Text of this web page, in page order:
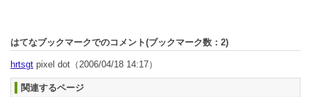
はてなブックマークでのコメント(ブックマーク数： 2)
hrtsgt pixel dot （2006/04/18 14:17）
関連するページ